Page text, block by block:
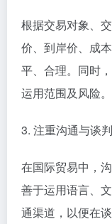
根据交易对象、
价、到岸价、成
平、合理。同时
运用范围及风险。
3. 注重沟通与谈判
在国际贸易中，
善于运用语言、
通渠道，以便在